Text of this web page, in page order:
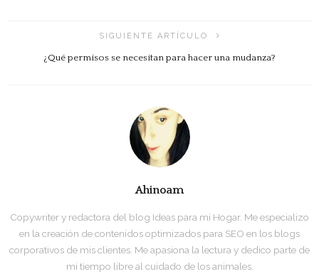
SIGUIENTE ARTÍCULO
¿Qué permisos se necesitan para hacer una mudanza?
Ahinoam
Copywriter y redactora del blog Ideas para mi Hogar. Me especializo
en la creación de contenidos optimizados para SEO en los blogs
corporativos de mis clientes. Me apasiona la lectura y dedico parte de
mi tiempo libre al cuidado de los animales.